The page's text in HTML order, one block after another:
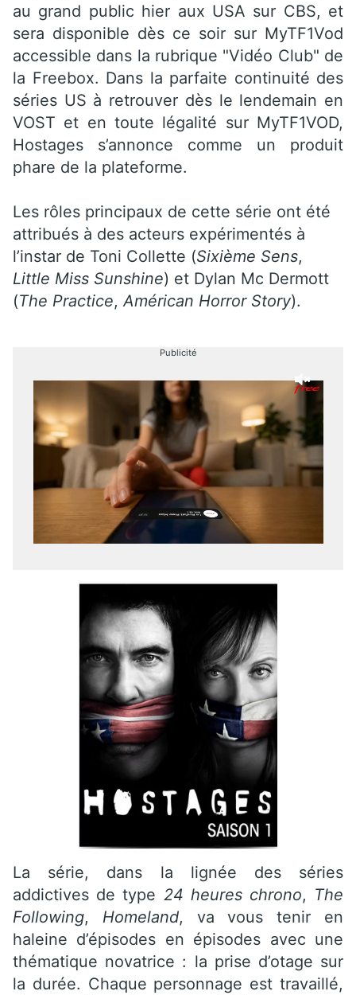
au grand public hier aux USA sur CBS, et
sera disponible dès ce soir sur MyTF1Vod
accessible dans la rubrique "Vidéo Club" de
la Freebox. Dans la parfaite continuité des
séries US à retrouver dès le lendemain en
VOST et en toute légalité sur MyTF1VOD,
Hostages s’annonce comme un produit
phare de la plateforme.
Les rôles principaux de cette série ont été
attribués à des acteurs expérimentés à
l’instar de Toni Collette (Sixième Sens,
Little Miss Sunshine) et Dylan Mc Dermott
(The Practice,Américan Horror Story).
Publicité
La série, dans la lignée des séries
addictives de type 24 heures chrono, The
Following, Homeland, va vous tenir en
haleine d’épisodes en épisodes avec une
thématique novatrice : la prise d’otage sur
la durée. Chaque personnage est travaillé,